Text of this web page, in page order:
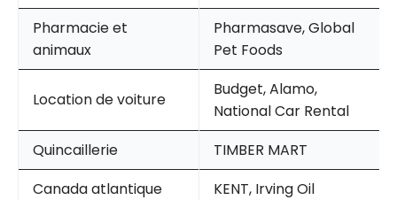
Pharmacie et
animaux
Pharmasave, Global
Pet Foods
Location de voiture
Budget, Alamo,
National Car Rental
Quincaillerie
TIMBER MART
Canada atlantique
KENT, Irving Oil